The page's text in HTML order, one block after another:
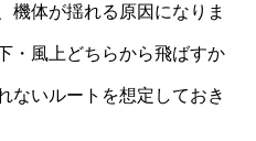
機体が揺れる原因になりま
・風上どちらから飛ばすか
ないルートを想定しておき